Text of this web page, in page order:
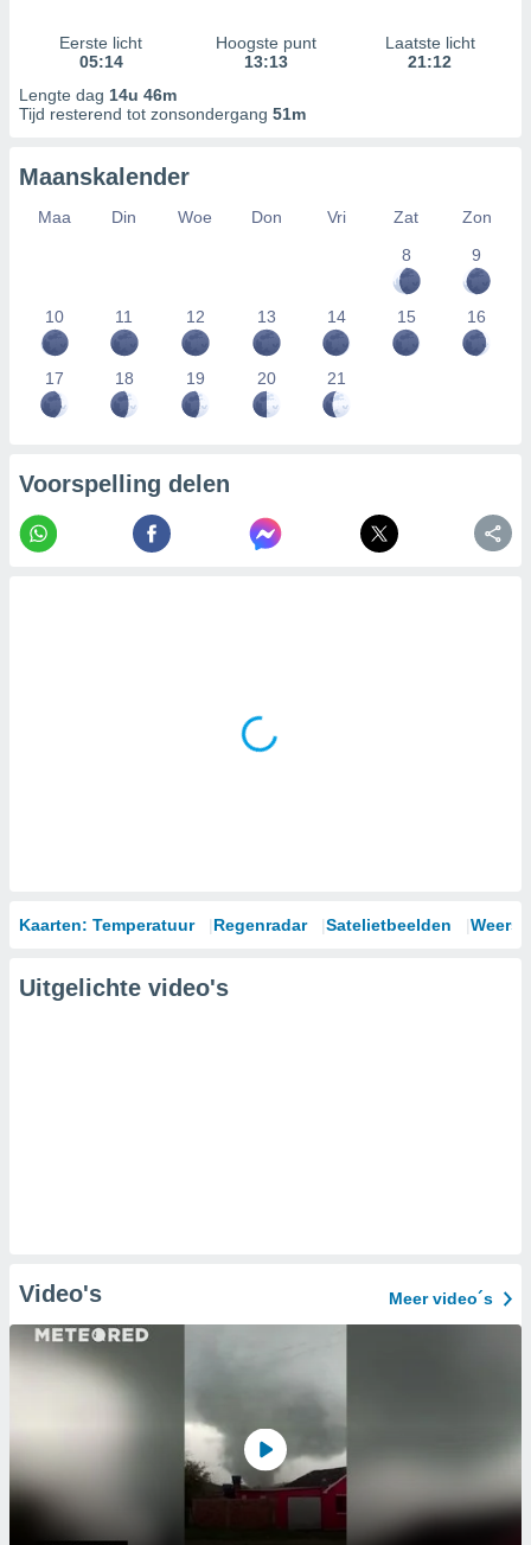
Eerste licht
05:14
Hoogste punt
13:13
Laatste licht
21:12
Lengte dag 14u 46m
Tijd resterend tot zonsondergang 51m
Maanskalender
Maa Din Woe Don Vri Zat
Zon
8
9
10 11 12 13 14 15 16
17 18 19 20 21
Voorspelling delen
Kaarten: Temperatuur Regenradar Satelietbeelden
Uitgelichte video's
Video's Meer video´s